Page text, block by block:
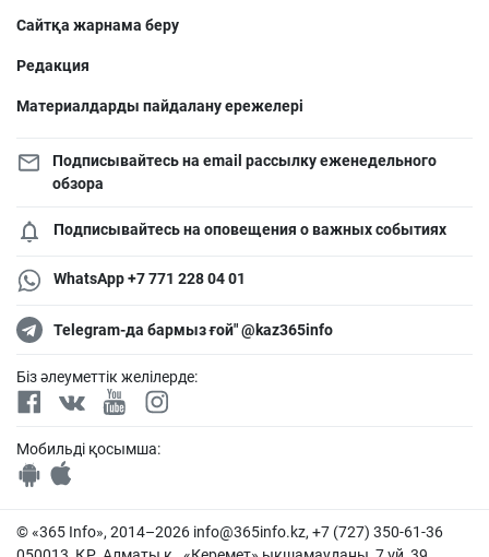
Сайтқа жарнама беру
Редакция
Материалдарды пайдалану ережелері
Подписывайтесь на email рассылку еженедельного
обзора
Подписывайтесь на оповещения о важных событиях
WhatsApp +7 771 228 04 01
Telegram-да бармыз ғой" @kaz365info
Біз әлеуметтік желілерде:
Мобильді қосымша:
© «365 Info», 2014–2026 info@365info.kz, +7 (727) 350-61-36